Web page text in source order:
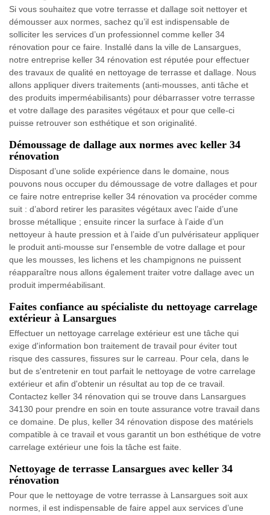
Si vous souhaitez que votre terrasse et dallage soit nettoyer et
démousser aux normes, sachez qu’il est indispensable de
solliciter les services d’un professionnel comme keller 34
rénovation pour ce faire. Installé dans la ville de Lansargues,
notre entreprise keller 34 rénovation est réputée pour effectuer
des travaux de qualité en nettoyage de terrasse et dallage. Nous
allons appliquer divers traitements (anti-mousses, anti tâche et
des produits imperméabilisants) pour débarrasser votre terrasse
et votre dallage des parasites végétaux et pour que celle-ci
puisse retrouver son esthétique et son originalité.
Démoussage de dallage aux normes avec keller 34
rénovation
Disposant d’une solide expérience dans le domaine, nous
pouvons nous occuper du démoussage de votre dallages et pour
ce faire notre entreprise keller 34 rénovation va procéder comme
suit : d’abord retirer les parasites végétaux avec l’aide d’une
brosse métallique ; ensuite rincer la surface à l’aide d’un
nettoyeur à haute pression et à l’aide d’un pulvérisateur appliquer
le produit anti-mousse sur l'ensemble de votre dallage et pour
que les mousses, les lichens et les champignons ne puissent
réapparaître nous allons également traiter votre dallage avec un
produit imperméabilisant.
Faites confiance au spécialiste du nettoyage carrelage
extérieur à Lansargues
Effectuer un nettoyage carrelage extérieur est une tâche qui
exige d'information bon traitement de travail pour éviter tout
risque des cassures, fissures sur le carreau. Pour cela, dans le
but de s'entretenir en tout parfait le nettoyage de votre carrelage
extérieur et afin d'obtenir un résultat au top de ce travail.
Contactez keller 34 rénovation qui se trouve dans Lansargues
34130 pour prendre en soin en toute assurance votre travail dans
ce domaine. De plus, keller 34 rénovation dispose des matériels
compatible à ce travail et vous garantit un bon esthétique de votre
carrelage extérieur une fois la tâche est faite.
Nettoyage de terrasse Lansargues avec keller 34
rénovation
Pour que le nettoyage de votre terrasse à Lansargues soit aux
normes, il est indispensable de faire appel aux services d’une